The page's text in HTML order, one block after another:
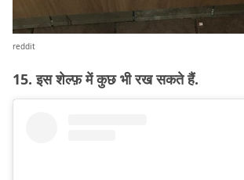
reddit
15. इस शेल्फ़ में कुछ भी रख सकते हैं.